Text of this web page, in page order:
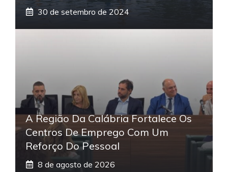
30 de setembro de 2024
A Região Da Calábria Fortalece Os
Centros De Emprego Com Um
Reforço Do Pessoal
8 de agosto de 2026